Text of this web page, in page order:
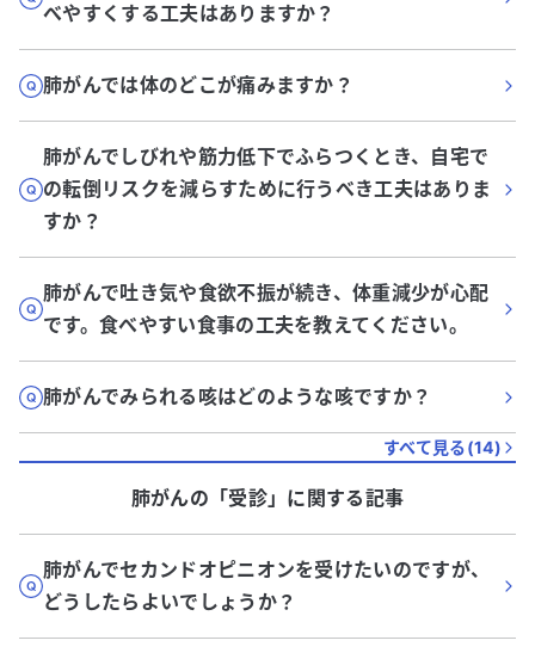
べやすくする工夫はありますか？
肺がんでは体のどこが痛みますか？
肺がんでしびれや筋力低下でふらつくとき、自宅で
の転倒リスクを減らすために行うべき工夫はありま
すか？
肺がんで吐き気や食欲不振が続き、体重減少が心配
です。食べやすい食事の工夫を教えてください。
肺がんでみられる咳はどのような咳ですか？
すべて見る(14)
肺がんの「受診」に関する記事
肺がんでセカンドオピニオンを受けたいのですが、
どうしたらよいでしょうか？